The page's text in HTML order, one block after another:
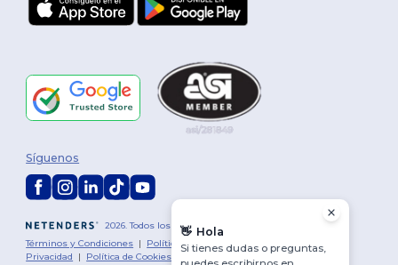
2026. Todos los derechos reservados
Términos y Condiciones | Política de personalización
Política de
Privacidad | Política de Cookies
Síguenos
👋 Hola
Si tienes dudas o preguntas,